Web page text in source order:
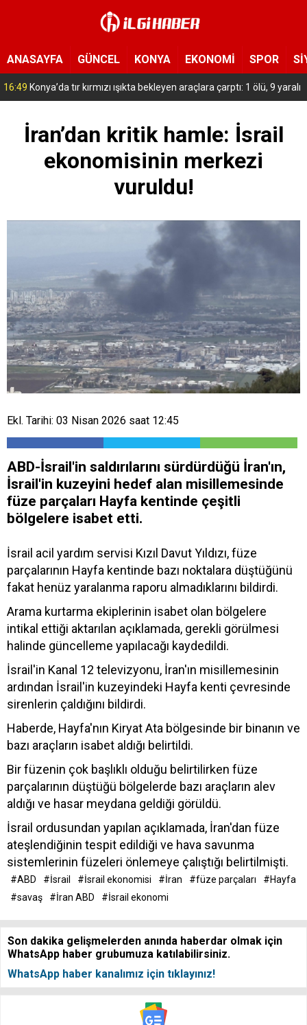
ANASAYFA GÜNCEL KONYA EKONOMİ SPOR
15:54 Yeni Medya Cemiyeti’nden Hakimiyet Gazetesi’ne 30. yıl ziyareti
İran’dan kritik hamle: İsrail
ekonomisinin merkezi
vuruldu!
Ekl. Tarihi: 03 Nisan 2026 saat 12:45
ABD-İsrail'in saldırılarını sürdürdüğü İran'ın,
İsrail'in kuzeyini hedef alan misillemesinde
füze parçaları Hayfa kentinde çeşitli
bölgelere isabet etti.
İsrail acil yardım servisi Kızıl Davut Yıldızı, füze
parçalarının Hayfa kentinde bazı noktalara düştüğünü
fakat henüz yaralanma raporu almadıklarını bildirdi.
Arama kurtarma ekiplerinin isabet olan bölgelere
intikal ettiği aktarılan açıklamada, gerekli görülmesi
halinde güncelleme yapılacağı kaydedildi.
İsrail'in Kanal 12 televizyonu, İran'ın misillemesinin
ardından İsrail'in kuzeyindeki Hayfa kenti çevresinde
sirenlerin çaldığını bildirdi.
Haberde, Hayfa'nın Kiryat Ata bölgesinde bir binanın ve
bazı araçların isabet aldığı belirtildi.
Bir füzenin çok başlıklı olduğu belirtilirken füze
parçalarının düştüğü bölgelerde bazı araçların alev
aldığı ve hasar meydana geldiği görüldü.
İsrail ordusundan yapılan açıklamada, İran'dan füze
ateşlendiğinin tespit edildiği ve hava savunma
sistemlerinin füzeleri önlemeye çalıştığı belirtilmişti.
#ABD #İsrail #İsrail ekonomisi #İran #füze parçaları
#Hayfa
#savaş
#İran ABD #İsrail ekonomi
Son dakika gelişmelerden anında haberdar olmak için
WhatsApp haber grubumuza katılabilirsiniz.
WhatsApp haber kanalımız için tıklayınız!